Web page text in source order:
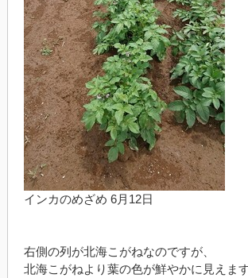
インカのめざめ 6月12日
右側の列が北海こがねなのですが、
北海こがねより葉の色が鮮やかに見えます